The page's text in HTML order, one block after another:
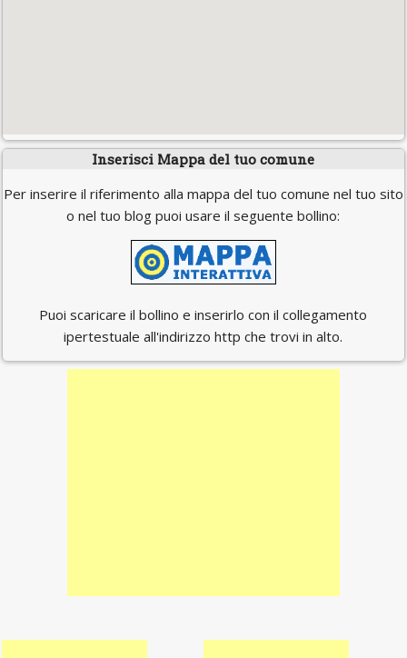
Inserisci Mappa del tuo comune
Per inserire il riferimento alla mappa del tuo comune nel tuo sito
o nel tuo blog puoi usare il seguente bollino:
Puoi scaricare il bollino e inserirlo con il collegamento
ipertestuale all'indirizzo http che trovi in alto.